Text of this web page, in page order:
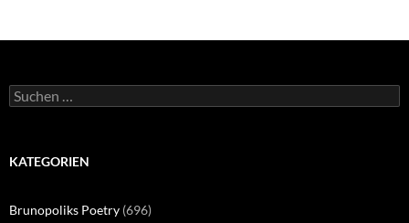
Suchen
nach:
KATEGORIEN
Brunopoliks Poetry (696)